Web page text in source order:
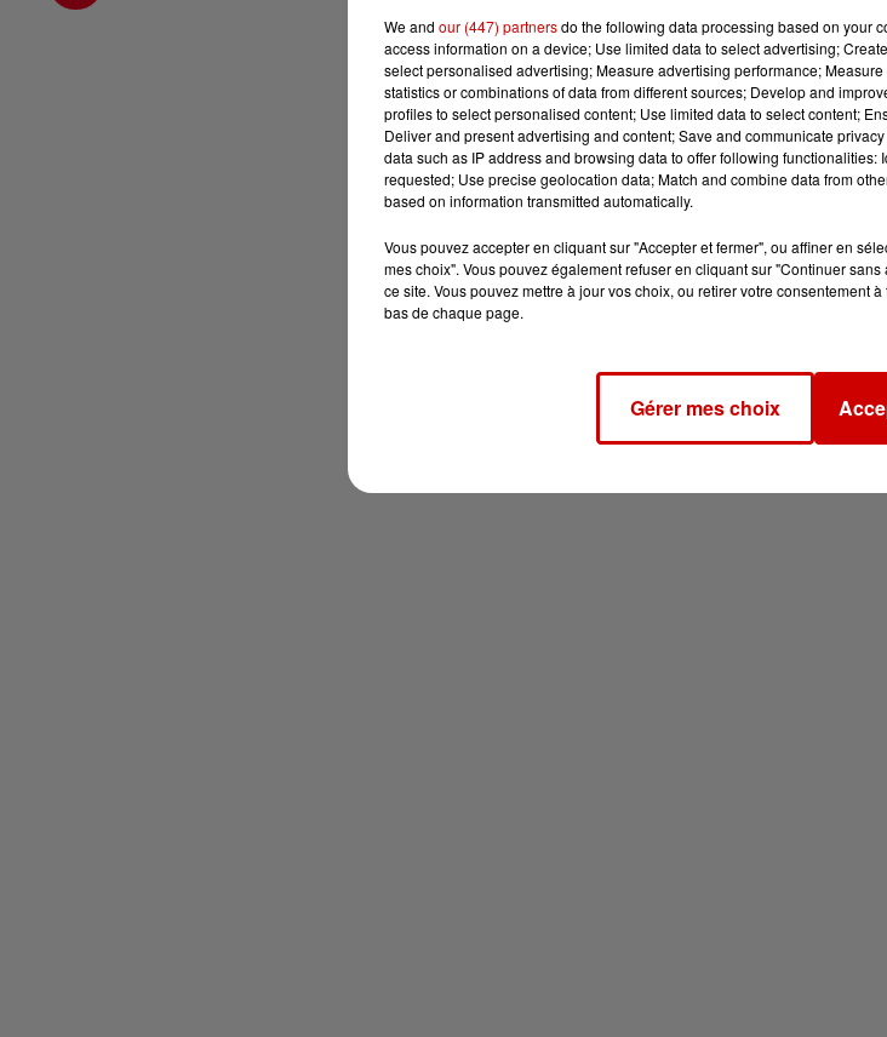
We and our (447) partnersdo the following data processing based on your
access information on a device; Use limited data to select advertising;
select personalised advertising; Measure advertising performance;
statistics or combinations of data from different sources; Develop and
profiles to select personalised content; Use limited data to select content;
Deliver and present advertising and content; Save and communicate
data such as IP address and browsing data to offer following
requested; Use precise geolocation data; Match and combine data from
based on information transmitted automatically.
Vous pouvez accepter en cliquant sur "Accepter et fermer", ou affiner en
mes choix". Vous pouvez également refuser en cliquant sur "Continuer
ce site. Vous pouvez mettre à jour vos choix, ou retirer votre consentement
bas de chaque page.
Gérer mes choix